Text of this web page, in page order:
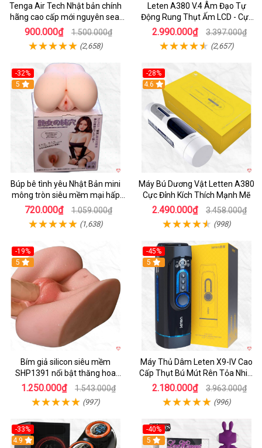
Tenga Air Tech Nhật bản chính
hãng cao cấp mới nguyên seal
giá tốt
900.000₫ 1.500.000₫
(2,658)
Leten A380 V.4 Âm Đạo Tự
Động Rung Thụt Ấm LCD - Cực
Phê
2.990.000₫ 3.397.000₫
(2,657)
-32%
Hot
5
Búp bê tình yêu Nhật Bản mini
mông tròn siêu mềm mại hấp
dẫn
720.000₫ 1.059.000₫
(1,638)
-28%
Hot
4.6
Máy Bú Dương Vật Letten A380
Cực Đỉnh Kích Thích Mạnh Mẽ
2.490.000₫ 3.458.000₫
(998)
-19%
Hot
5
Bím giả silicon siêu mềm
SHP1391 nổi bật thăng hoa
hoàn hảo
1.250.000₫ 1.543.000₫
(997)
-45%
Hot
5
Máy Thủ Dâm Leten X9-IV Cao
Cấp Thụt Bú Mút Rên Tỏa Nhiệt
Sạc Pin
2.180.000₫ 3.963.000₫
(996)
-33%
Hot
4.9
-40%
5